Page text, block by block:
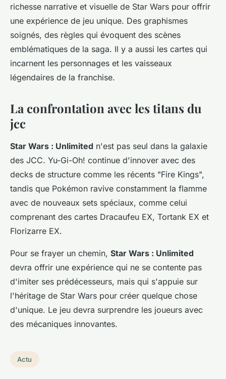
richesse narrative et visuelle de Star Wars pour offrir
une expérience de jeu unique. Des graphismes
soignés, des règles qui évoquent des scènes
emblématiques de la saga. Il y a aussi les cartes qui
incarnent les personnages et les vaisseaux
légendaires de la franchise.
La confrontation avec les titans du
jcc
Star Wars : Unlimited n'est pas seul dans la galaxie
des JCC. Yu-Gi-Oh! continue d'innover avec des
decks de structure comme les récents "Fire Kings",
tandis que Pokémon ravive constamment la flamme
avec de nouveaux sets spéciaux, comme celui
comprenant des cartes Dracaufeu EX, Tortank EX et
Florizarre EX.
Pour se frayer un chemin, Star Wars : Unlimited
devra offrir une expérience qui ne se contente pas
d'imiter ses prédécesseurs, mais qui s'appuie sur
l'héritage de Star Wars pour créer quelque chose
d'unique. Le jeu devra surprendre les joueurs avec
des mécaniques innovantes.
Actu